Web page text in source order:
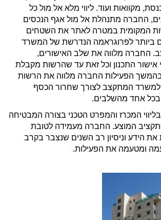
מקוואות ועוד. ליווי מלא אל מול כל
החברה מתנהלת אל מול אגף הנכסים
המקומית במטרה לאתר את השטחים
ביותר לפרוגראמה הנדרשת של המשרד
החברה מלווה את שלב האישורים,
אישור התכנון וכל זאת עד שהרשות מקבלת
הפעילות החברה מלווה את הרשות
למשרד המתקצב לצורך שחרור הכסף
אחד מהשלבים.
בליווי המכרז והמפרט הטכני בצורה המבטיחה
המוצע. החברה מעמידה לטובת
את הידע וניסיון רב השנים שנצבר בקרב
ומטעמה את הפעילות.